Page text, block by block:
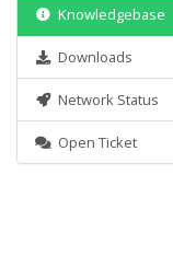
Knowledgebase
Downloads
Network Status
Open Ticket